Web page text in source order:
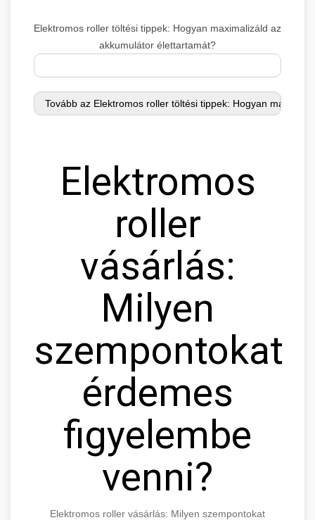
Elektromos roller töltési tippek: Hogyan maximalizáld az
akkumulátor élettartamát?
Elektromos
roller
vásárlás:
Milyen
szempontokat
érdemes
figyelembe
venni?
Elektromos roller vásárlás: Milyen szempontokat